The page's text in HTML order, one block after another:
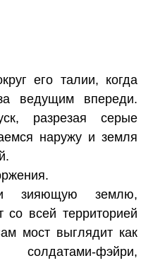
его талии, когда
ведущим впереди.
разрезая серые
наружу и земля
зияющую землю,
со всей территорией
мост выглядит как
фэйри,